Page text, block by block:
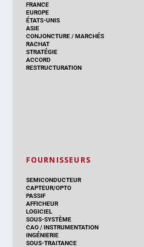
FRANCE
EUROPE
ÉTATS-UNIS
ASIE
CONJONCTURE/MARCHÉS
RACHAT
STRATÉGIE
ACCORD
RESTRUCTURATION
FOURNISSEURS
SEMICONDUCTEUR
CAPTEUR/OPTO
PASSIF
AFFICHEUR
LOGICIEL
SOUS-SYSTÈME
CAO/INSTRUMENTATION
INGÉNIERIE
SOUS-TRAITANCE